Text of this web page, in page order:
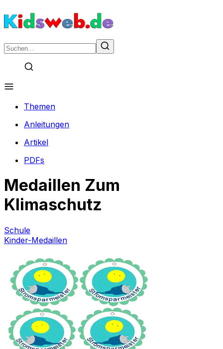
Themen
Anleitungen
Artikel
PDFs
Medaillen Zum
Klimaschutz
Schule
Kinder-Medaillen